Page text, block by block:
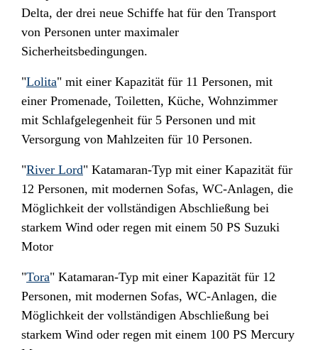
Delta, der drei neue Schiffe hat für den Transport
von Personen unter maximaler
Sicherheitsbedingungen.
"Lolita" mit einer Kapazität für 11 Personen, mit
einer Promenade, Toiletten, Küche, Wohnzimmer
mit Schlafgelegenheit für 5 Personen und mit
Versorgung von Mahlzeiten für 10 Personen.
"River Lord" Katamaran-Typ mit einer Kapazität für
12 Personen, mit modernen Sofas, WC-Anlagen, die
Möglichkeit der vollständigen Abschließung bei
starkem Wind oder regen mit einem 50 PS Suzuki
Motor
"Tora" Katamaran-Typ mit einer Kapazität für 12
Personen, mit modernen Sofas, WC-Anlagen, die
Möglichkeit der vollständigen Abschließung bei
starkem Wind oder regen mit einem 100 PS Mercury